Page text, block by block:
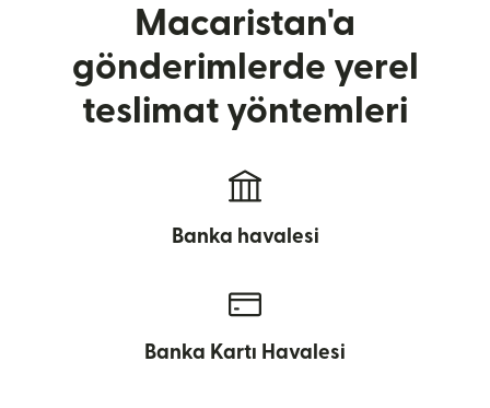
Macaristan'a
gönderimlerde yerel
teslimat yöntemleri
Banka havalesi
Banka Kartı Havalesi